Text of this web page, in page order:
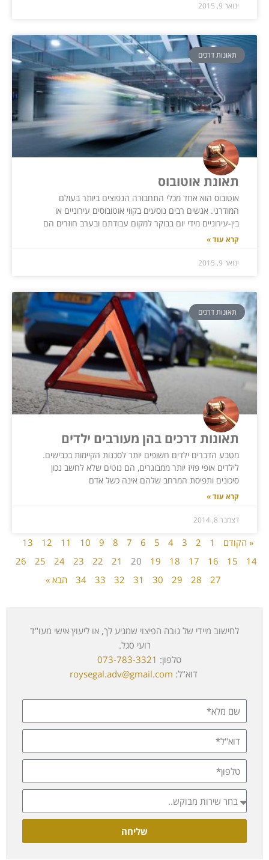
ינואר 9, 2015
תאונות דרכים
תאונת אוטובוס
אוטובוס הוא אחד מכלי התחבורה הנפוצים ביותר בעולם
המודרני. אנשים רבים נוסעים בקווי אוטובוסים עירוניים או
בין-עירוניים מידי יום בבוקר למקום עבודתם ובערב חוזרים הם
קרא עוד »
ינואר 9, 2015
תאונות דרכים
תאונות דרכים בהן מעורבים ילדים
מטבע הדברים ילדים חשופים יותר לסכנות הקיימות בכבישים.
לילדים אופי פזיז יותר ממבוגרים, הם נוטים שלא לחשב נכון
סיכונים ותפיסת המרחב שלהם אינה כשל אדם
קרא עוד »
דצמבר 8, 2014
« הקודם 1
2
3
4
5
6
7
8
9
10
11
12
13
14
15
16
17
18
19
20
21
22
23
24
25
26
27
28
29
30
31
32
33
34 הבא »
לחישוב מיידי של גובה הפיצוי שמגיע לך, או ליעוץ אישי מעו"ד
רועי סגל.
טלפון: 073-783-3321
דוא"ל: roysegal.adv@gmail.com
שליחה